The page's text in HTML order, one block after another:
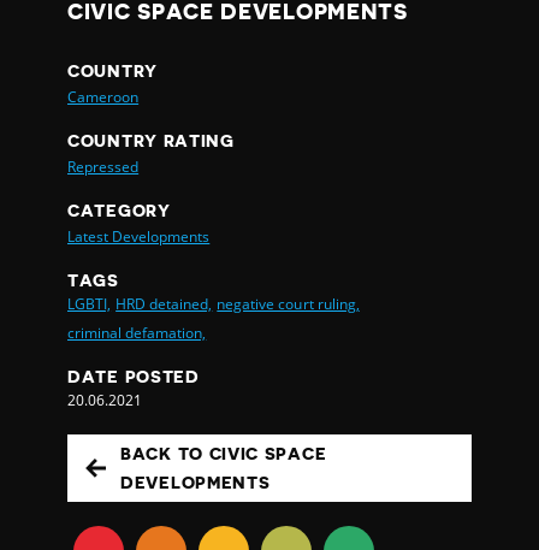
CIVIC SPACE DEVELOPMENTS
COUNTRY
Cameroon
COUNTRY RATING
Repressed
CATEGORY
Latest Developments
TAGS
LGBTI, HRD detained, negative court ruling,
criminal defamation,
DATE POSTED
20.06.2021
BACK TO CIVIC SPACE
DEVELOPMENTS